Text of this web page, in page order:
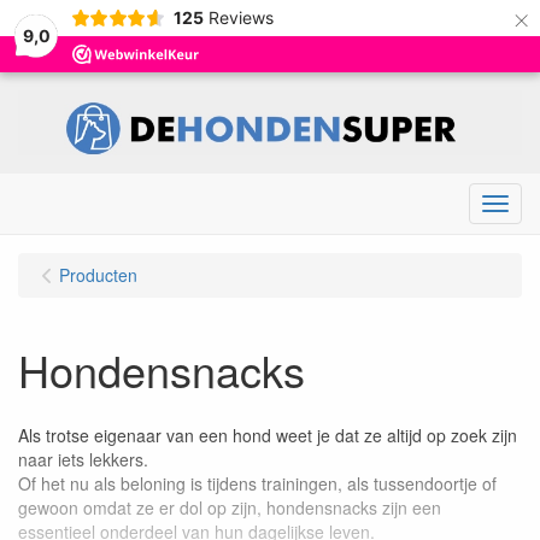
9,0
125 Reviews ×
Menu
Producten
Hondensnacks
Als trotse eigenaar van een hond weet je dat ze altijd op zoek zijn
naar iets lekkers.
Of het nu als beloning is tijdens trainingen, als tussendoortje of
gewoon omdat ze er dol op zijn, hondensnacks zijn een
essentieel onderdeel van hun dagelijkse leven.